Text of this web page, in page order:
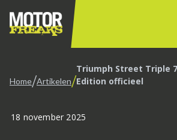
Home/Artikelen/Triumph Street Triple
Edition officieel
18 november 2025